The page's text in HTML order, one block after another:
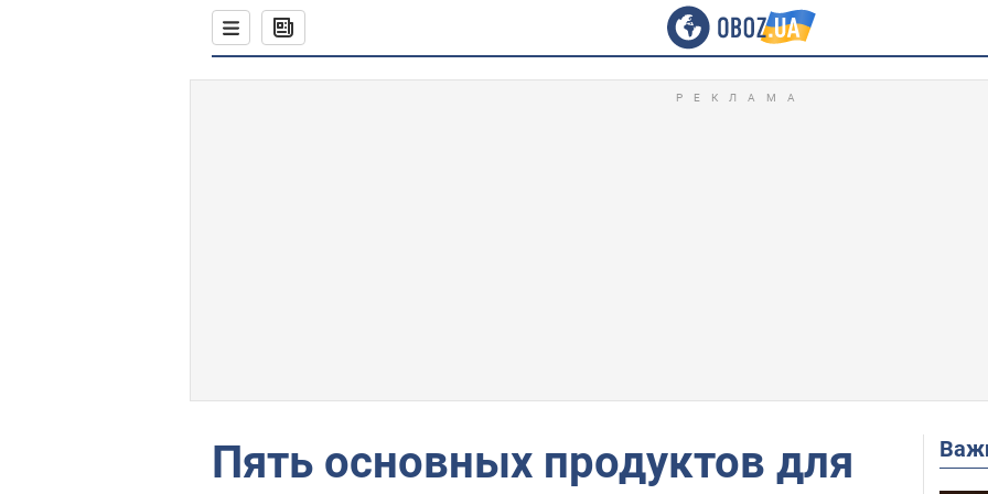
Пять основных продуктов для